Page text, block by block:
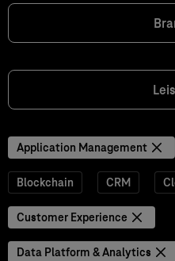
Application Management
Blockchain CRM
Customer Experience
Data Platform & Analytics